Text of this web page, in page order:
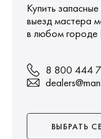
Купить
выезд мастера
в любом городе
8 800 444
ВЫБРАТЬ